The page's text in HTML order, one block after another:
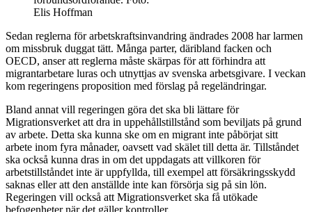
Elis Hoffman
Sedan reglerna för arbetskraftsinvandring ändrades 2008 har larmen
om missbruk duggat tätt. Många parter, däribland facken och
OECD, anser att reglerna måste skärpas för att förhindra att
migrantarbetare luras och utnyttjas av svenska arbetsgivare. I veckan
kom regeringens proposition med förslag på regeländringar.
Bland annat vill regeringen göra det ska bli lättare för
Migrationsverket att dra in uppehållstillstånd som beviljats på grund
av arbete. Detta ska kunna ske om en migrant inte påbörjat sitt
arbete inom fyra månader, oavsett vad skälet till detta är. Tillståndet
ska också kunna dras in om det uppdagats att villkoren för
arbetstillståndet inte är uppfyllda, till exempel att försäkringsskydd
saknas eller att den anställde inte kan försörja sig på sin lön.
Regeringen vill också att Migrationsverket ska få utökade
befogenheter när det gäller kontroller.